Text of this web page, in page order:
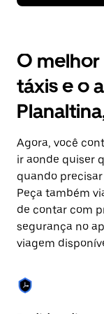
seta
interagir
com
o
calendário
e
selecionar
data.
Pressione
tecla
“ESC”
para
o
calendário.
O
táxis e o
Agora, você
ir aonde quiser
quando
Peça também
de contar com
segurança no
viagem